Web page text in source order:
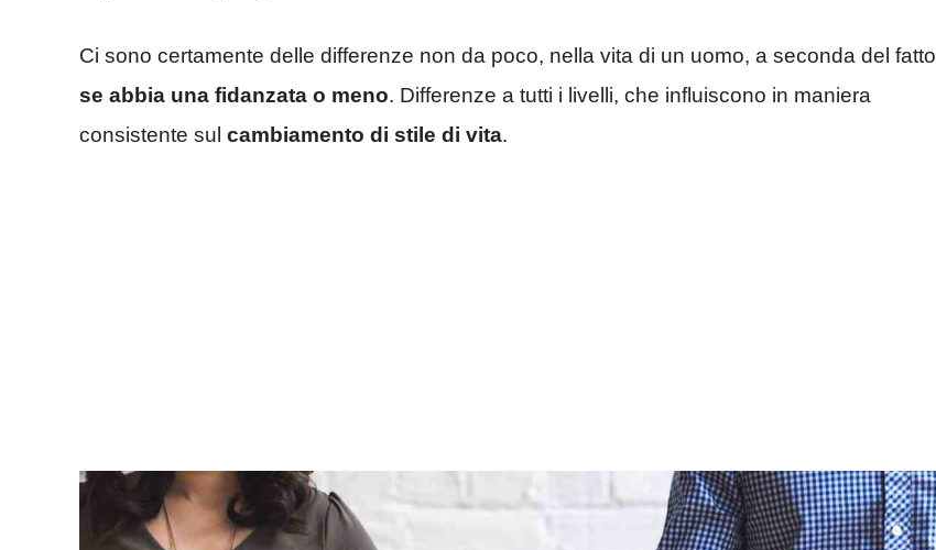
Ci sono certamente delle differenze non da poco, nella vita di un uomo, a seconda del fatto
se abbia una fidanzata o meno. Differenze a tutti i livelli, che influiscono in maniera
consistente sul cambiamento di stile di vita.